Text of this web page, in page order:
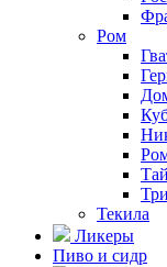
Ром
Текила
Ликеры
Пиво и сидр